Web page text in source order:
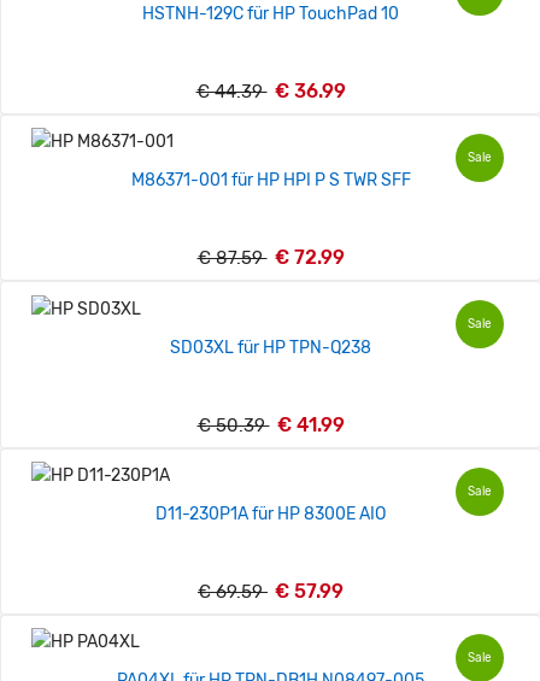
HSTNH-129C für HP TouchPad 10
€ 44.39 € 36.99
Sale
M86371-001 für HP HPI P S TWR SFF
€ 87.59 € 72.99
Sale
SD03XL für HP TPN-Q238
€ 50.39 € 41.99
Sale
D11-230P1A für HP 8300E AIO
€ 69.59 € 57.99
Sale